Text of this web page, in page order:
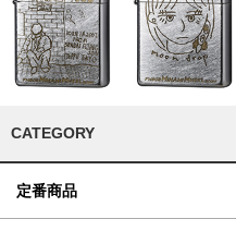
CATEGORY
定番商品